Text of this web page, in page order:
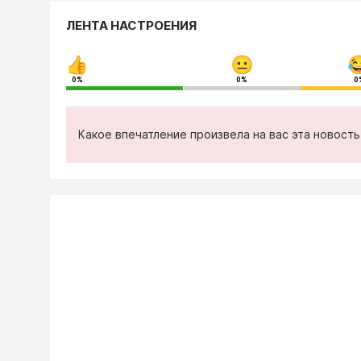
ЛЕНТА НАСТРОЕНИЯ
0% 0%
Какое впечатление произвела на вас эта